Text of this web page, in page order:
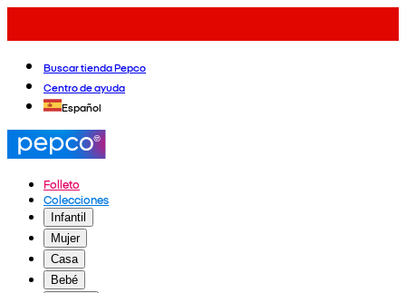
Buscar tienda Pepco
Centro de ayuda
Español
Folleto
Colecciones
Infantil
Mujer
Casa
Bebé